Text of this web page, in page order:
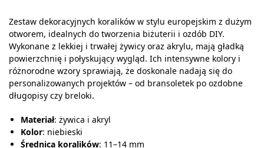
Zestaw dekoracyjnych koralików w stylu europejskim z dużym
otworem, idealnych do tworzenia biżuterii i ozdób DIY.
Wykonane z lekkiej i trwałej żywicy oraz akrylu, mają gładką
powierzchnię i połyskujący wygląd. Ich intensywne kolory i
różnorodne wzory sprawiają, że doskonale nadają się do
personalizowanych projektów – od bransoletek po ozdobne
długopisy czy breloki.
Materiał: żywica i akryl
Kolor: niebieski
Średnica koralików: 11–14 mm